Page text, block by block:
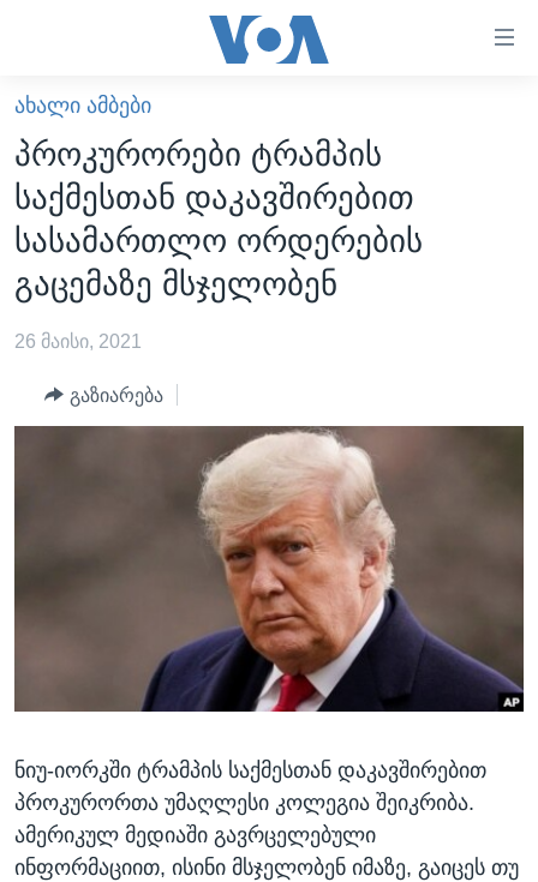
ხელმისაწვდომობისთვის
გადადით
მთავარზე
გადადით
მთავარ
ნავიგაციაზე
გადადით
ძიებაზე
ᲐᲮᲐᲚᲘ ᲐᲛᲑᲔᲑᲘ
ᲡᲐᲥᲐᲠᲗᲕᲔᲚᲝ
ᲐᲨᲨ
ᲐᲨᲨ-ᲘᲡ ᲐᲠᲩᲔᲕᲜᲔᲑᲘ 2024
ᲛᲡᲝᲤᲚᲘᲝ
ᲕᲘᲓᲔᲝᲔᲑᲘ
ᲒᲐᲓᲐᲪᲔᲛᲔᲑᲘ
ᲮᲔᲓᲕᲐ ᲕᲐᲨᲘᲜᲒᲢᲝᲜᲘᲓᲐᲜ
ᲒᲐᲚᲘᲚᲔᲝ
ᲓᲔᲖᲘᲜᲤᲝᲠᲛᲐᲪᲘᲐ
ᲠᲣᲡᲔᲗᲘᲡ ᲨᲔᲭᲠᲐ ᲣᲙᲠᲐᲘᲜᲐᲨᲘ
ენები
ᲐᲮᲐᲚᲘ ᲐᲛᲑᲔᲑᲘ
პროკურორები ტრამპის
საქმესთან დაკავშირებით
სასამართლო ორდერების
გაცემაზე მსჯელობენ
26 მაისი, 2021
გაზიარება
ნიუ-იორკში ტრამპის საქმესთან დაკავშირებით
პროკურორთა უმაღლესი კოლეგია შეიკრიბა.
ამერიკულ მედიაში გავრცელებული
ინფორმაციით, ისინი მსჯელობენ იმაზე, გაიცეს თუ